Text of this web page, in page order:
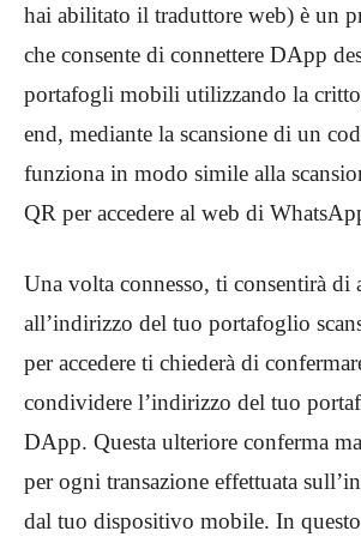
hai abilitato il traduttore web) è un
che consente di connettere DApp
portafogli mobili utilizzando la
end, mediante la scansione di un
funziona in modo simile alla
QR per accedere al web di
Una volta connesso, ti consentirà di
all’indirizzo del tuo portafoglio
per accedere ti chiederà di
condividere l’indirizzo del tuo
DApp. Questa ulteriore conferma
per ogni transazione effettuata
dal tuo dispositivo mobile. In